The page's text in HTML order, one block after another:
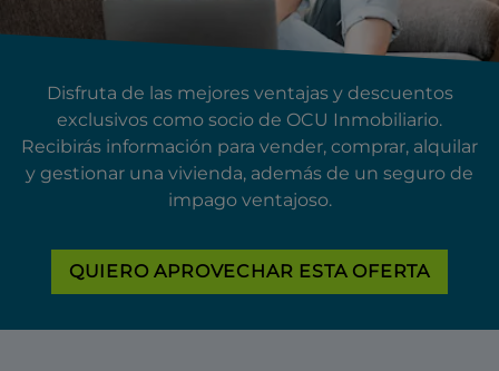
Disfruta de las mejores ventajas y descuentos
exclusivos como socio de OCU Inmobiliario.
Recibirás información para vender, comprar, alquilar
y gestionar una vivienda, además de un seguro de
impago ventajoso.
QUIERO APROVECHAR ESTA OFERTA